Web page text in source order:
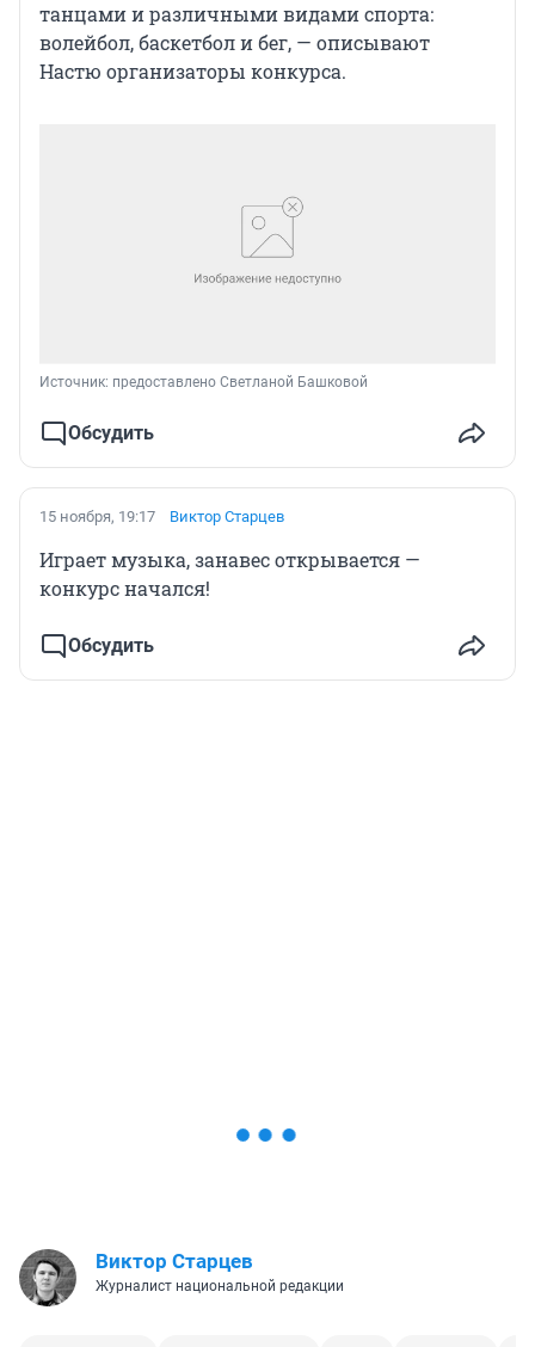
танцами и различными видами спорта:
волейбол, баскетбол и бег, — описывают
Настю организаторы конкурса.
Источник: предоставлено Светланой Башковой
Обсудить
15 ноября, 19:17 Виктор Старцев
Играет музыка, занавес открывается —
конкурс начался!
Обсудить
Виктор Старцев
Журналист национальной редакции